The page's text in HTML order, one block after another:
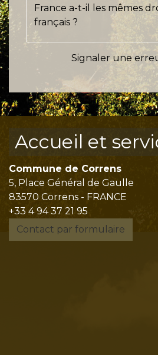
France a-t-il les mêmes
français ?
Signaler une
Accueil et
Commune de Correns
5, Place Général de Gaulle
83570 Correns - FRANCE
+33 4 94 37 21 95
Contact par formulaire